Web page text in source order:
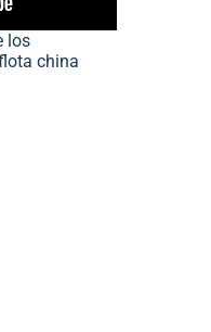
los
china